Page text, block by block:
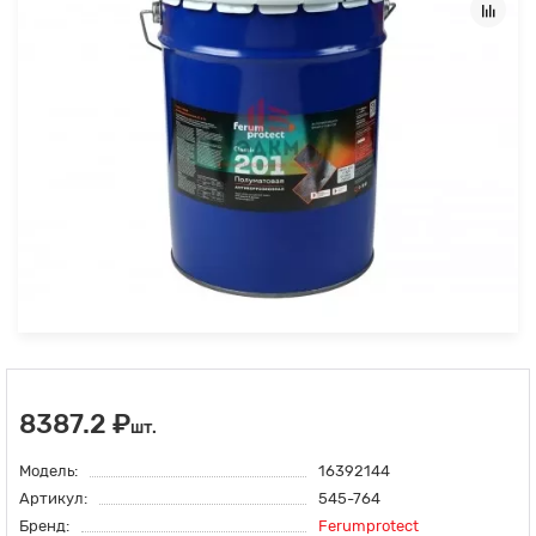
8387.2 ₽шт.
Модель:
16392144
Артикул:
545-764
Бренд:
Ferumprotect